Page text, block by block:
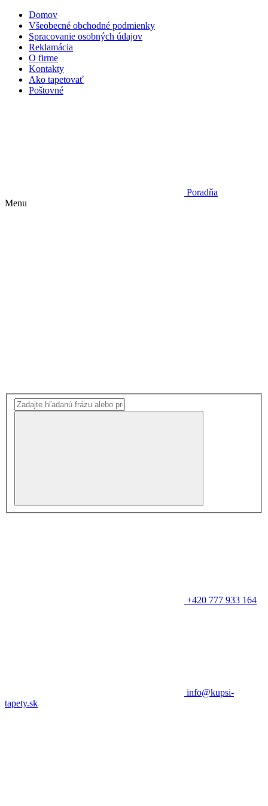
Domov
Všeobecné obchodné podmienky
Spracovanie osobných údajov
Reklamácia
O firme
Kontakty
Ako tapetovať
Poštovné
Poradňa
Menu
+420 777 933 164
info@kupsi-
tapety.sk